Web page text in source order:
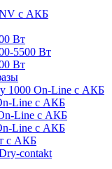
с АКБ
Вт
5500 Вт
Вт
1000 On-Line с АКБ
Line с АКБ
Line с АКБ
Line с АКБ
с АКБ
contakt